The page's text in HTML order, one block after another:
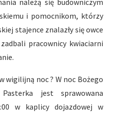
należą się budowniczym
i pomocnikom, którzy
stajence znalazły się owce
pracownicy kwiaciarni
wigilijną noc ? W noc Bożego
jest sprawowana
w kaplicy dojazdowej w